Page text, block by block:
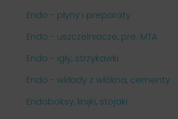
Endo - płyny i preparaty
Endo - uszczelniacze, pre. MTA
Endo - igły, strzykawki
Endo - wkłady z włókna, cementy
Endoboksy, linijki, stojaki